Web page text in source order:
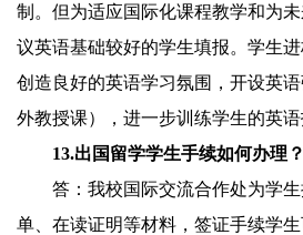
制。但为适应国际化课程教学和为
议英语基础较好的学生填报。学生
创造良好的英语学习氛围，开设英
外教授课），进一步训练学生的英语
13.出国留学学生手续如何办理？
答：我校国际交流合作处为学
单、在读证明等材料，签证手续学